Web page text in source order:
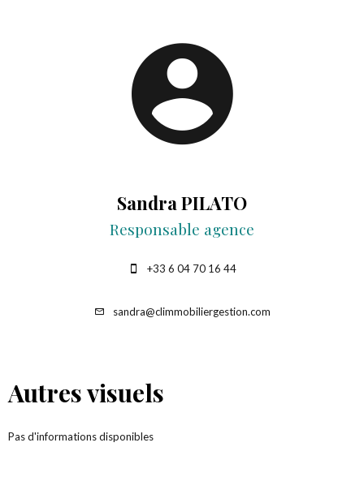
Sandra PILATO
Responsable agence
+33 6 04 70 16 44
sandra@climmobiliergestion.com
Autres visuels
Pas d'informations disponibles